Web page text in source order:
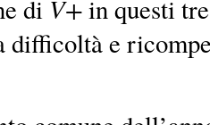
di V+in questi
difficoltà e